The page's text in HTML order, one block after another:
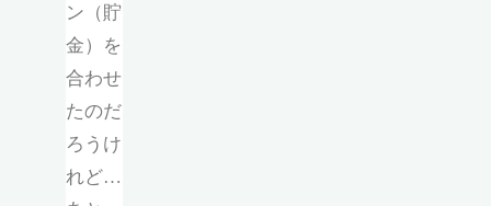
ン（貯
金）を
合わせ
たのだ
ろうけ
れど…